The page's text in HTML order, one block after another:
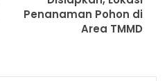
Penanaman Pohon di
Area TMMD